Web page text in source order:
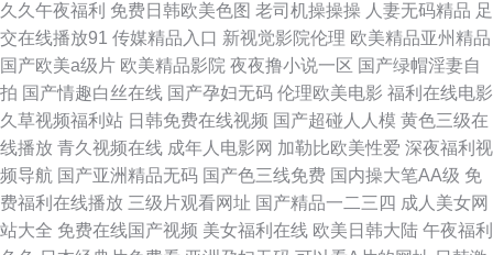
品久久精品三级 国产黄色一区二区三区 欧美另类重口播放 久久三级 99福利
在线观看 亚洲成人综合福利导航 亚洲清无码专 狼人久久婷婷 avtt最新资源网
91青青操 www91高清 青青草久久色网 久久aaaaaa www成人免费大全 69
韩黄色6 你情我爱人人妻人人操 日韩亚洲欧 国产自产第6页 AV尤物 久久色
久久午夜福利 免费日韩欧美色图 老司机操操操 人妻无码精品 足
交在线播放91 传媒精品入口 新视觉影院伦理 欧美精品亚州精品
国产欧美a级片 欧美精品影院 夜夜撸小说一区 国产绿帽淫妻自
拍 国产情趣白丝在线 国产孕妇无码 伦理欧美电影 福利在线电影
久草视频福利站 日韩免费在线视频 国产超碰人人模 黄色三级在
线播放 青久视频在线 成年人电影网 加勒比欧美性爱 深夜福利视
频导航 国产亚洲精品无码 国产色三线免费 国内操大笔AA级 免
费福利在线播放 三级片观看网址 国产精品一二三四 成人美女网
站大全 免费在线国产视频 美女福利在线 欧美日韩大陆 午夜福利